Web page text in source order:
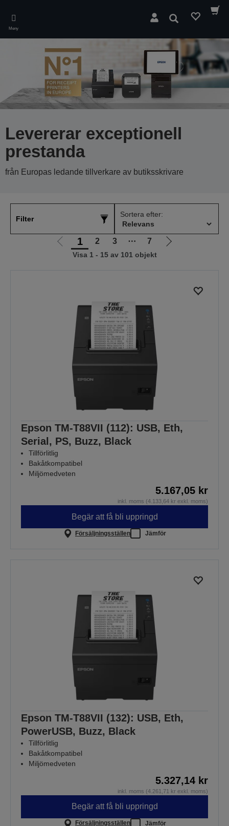
main
content
Meny
Sök
Levererar exceptionell
prestanda
från Europas ledande tillverkare av butiksskrivare
Filter
Sortera efter:
Gå
1 2 3 ⋯ 7
Gå
Visa 1 - 15 av 101 objekt
Epson TM-T88VII (112): USB, Eth,
Serial, PS, Buzz, Black
Tillförlitlig
Bakåtkompatibel
Miljömedveten
5.167,05 kr
inkl. moms (4.133,64 kr exkl. moms)
Begär att få bli uppringd
Försäljningsställen Jämför
Epson TM-T88VII (132): USB, Eth,
PowerUSB, Buzz, Black
Tillförlitlig
Bakåtkompatibel
Miljömedveten
5.327,14 kr
inkl. moms (4.261,71 kr exkl. moms)
Begär att få bli uppringd
Försäljningsställen Jämför